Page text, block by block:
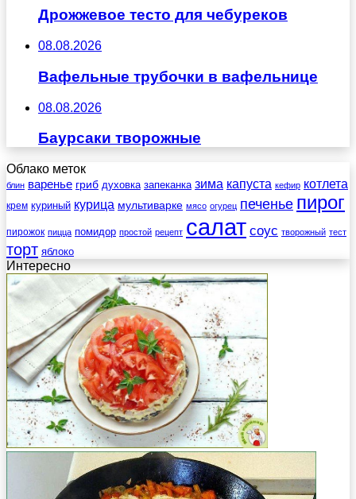
Дрожжевое тесто для чебуреков
08.08.2026
Вафельные трубочки в вафельнице
08.08.2026
Баурсаки творожные
Облако меток
блин варенье гриб духовка запеканка зима капуста кефир котлета
крем куриный курица мультиварке мясо огурец печенье пирог
пирожок пицца помидор простой рецепт салат соус творожный тест
торт яблоко
Интересно